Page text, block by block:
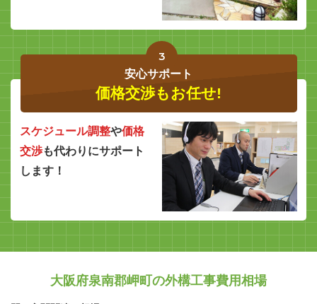
3
安心サポート
価格交渉もお任せ!
スケジュール調整や価格
交渉も代わりにサポート
します！
大阪府泉南郡岬町の外構工事費用相場